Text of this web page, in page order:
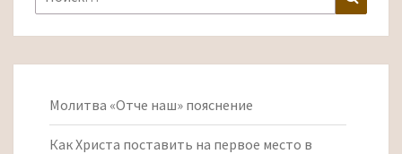
Молитва «Отче наш» пояснение
Как Христа поставить на первое место в